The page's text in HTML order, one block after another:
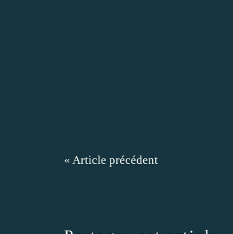
« Article précédent